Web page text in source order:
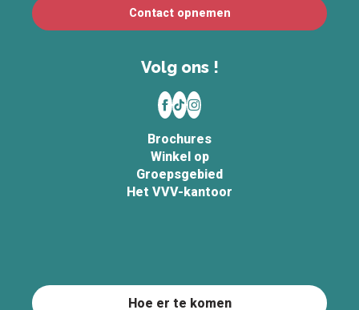
Contact opnemen
Volg ons !
Brochures
Winkel op
Groepsgebied
Het VVV-kantoor
Hoe er te komen